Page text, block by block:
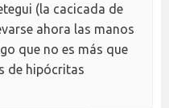
(la cacicada de
ahora las manos
que no es más que
de hipócritas